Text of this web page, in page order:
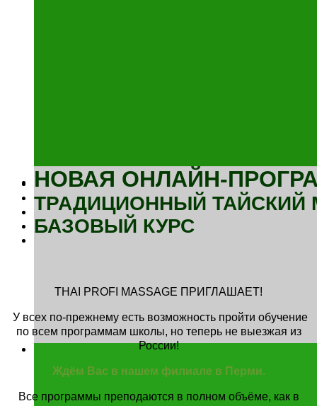
НОВАЯ ОНЛАЙН-
ТРАДИЦИОННЫЙ ТАЙСКИЙ
БАЗОВЫЙ КУРС
THAI PROFI MASSAGE ПРИГЛАШАЕТ!
У всех по-прежнему есть возможность пройти обучение
по всем программам школы, но теперь не выезжая из
России!
Ждём Вас в нашем филиале в Перми.
Все программы преподаются в полном объёме, как в